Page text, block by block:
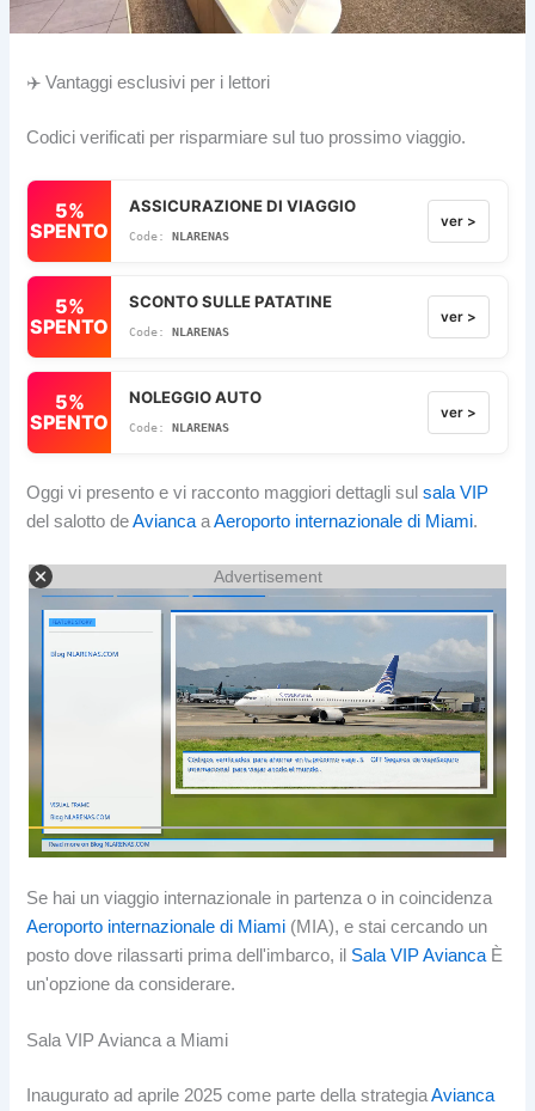
✈️ Vantaggi esclusivi per i lettori
Codici verificati per risparmiare sul tuo prossimo viaggio.
5%
SPENTO
ASSICURAZIONE DI VIAGGIO
NLARENAS
ver >
5%
SPENTO
SCONTO SULLE PATATINE
NLARENAS
ver >
5%
SPENTO
NOLEGGIO AUTO
NLARENAS
ver >
Oggi vi presento e vi racconto maggiori dettagli sulsala VIP
del salotto deAviancaaAeroporto internazionale di Miami.
Advertisement
Se hai un viaggio internazionale in partenza o in coincidenza
Aeroporto internazionale di Miami (MIA), e stai cercando un
posto dove rilassarti prima dell'imbarco, il Sala VIP Avianca È
un'opzione da considerare.
Sala VIP Avianca a Miami
Inaugurato ad aprile 2025 come parte della strategiaAvianca